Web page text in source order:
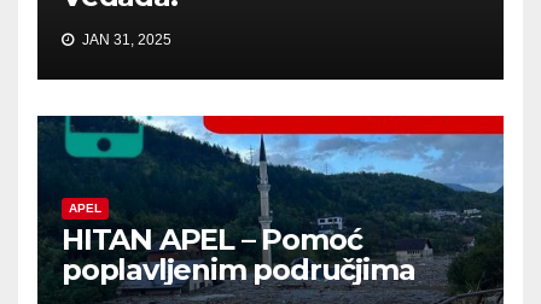
JAN 31, 2025
APEL
HITAN APEL – Pomoć
poplavljenim područjima